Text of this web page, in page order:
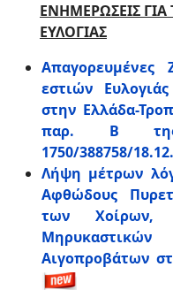
ΕΝΗΜΕΡΩΣΕΙΣ ΓΙΑ
ΕΥΛΟΓΙΑΣ
Απαγορευμένες
εστιών
στην Ελλάδα-
παρ. Β
1750/388758/
Λήψη μέτρων
Αφθώδους
των Χοίρων,
Αιγοπροβάτων